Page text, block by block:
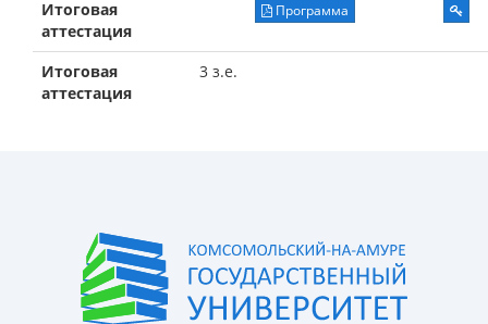
Итоговая
аттестация
Программа
Итоговая
аттестация
3 з.е.